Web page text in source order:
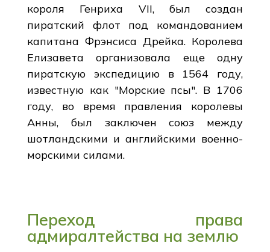
короля Генриха VII, был создан
пиратский флот под командованием
капитана Фрэнсиса Дрейка. Королева
Елизавета организовала еще одну
пиратскую экспедицию в 1564 году,
известную как "Морские псы". В 1706
году, во время правления королевы
Анны, был заключен союз между
шотландскими и английскими военно-
морскими силами.
Переход права
адмиралтейства на землю